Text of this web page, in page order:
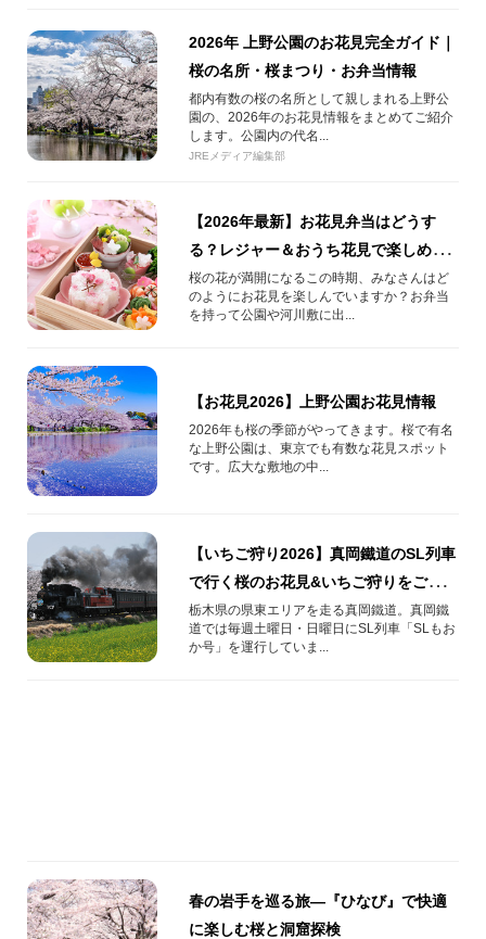
2026年 上野公園のお花見完全ガイド｜
桜の名所・桜まつり・お弁当情報
都内有数の桜の名所として親しまれる上野公
園の、2026年のお花見情報をまとめてご紹介
します。公園内の代名...
JREメディア編集部
【2026年最新】お花見弁当はどうす
る？レジャー＆おうち花見で楽しめる
おすすめ商品
桜の花が満開になるこの時期、みなさんはど
のようにお花見を楽しんでいますか？お弁当
を持って公園や河川敷に出...
【お花見2026】上野公園お花見情報
2026年も桜の季節がやってきます。桜で有名
な上野公園は、東京でも有数な花見スポット
です。広大な敷地の中...
【いちご狩り2026】真岡鐵道のSL列車
で行く桜のお花見&いちご狩りをご紹
介！
栃木県の県東エリアを走る真岡鐵道。真岡鐵
道では毎週土曜日・日曜日にSL列車「SLもお
か号」を運行していま...
春の岩手を巡る旅—『ひなび』で快適
に楽しむ桜と洞窟探検